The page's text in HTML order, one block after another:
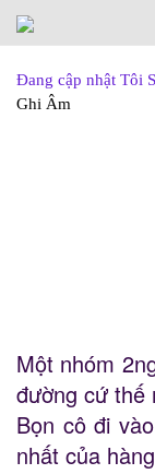
Đang cập nhật Tôi
Ghi Âm
Một nhóm
đường cứ thế
Bọn cô đi
nhất của